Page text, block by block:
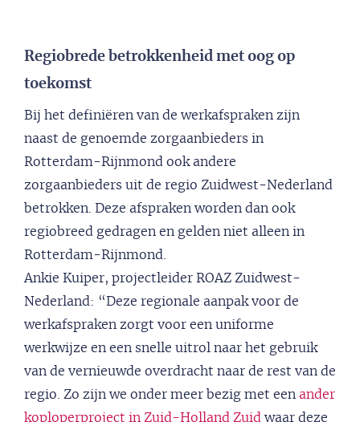
Regiobrede betrokkenheid met oog op
toekomst
Bij het definiëren van de werkafspraken zijn
naast de genoemde zorgaanbieders in
Rotterdam-Rijnmond ook andere
zorgaanbieders uit de regio Zuidwest-Nederland
betrokken. Deze afspraken worden dan ook
regiobreed gedragen en gelden niet alleen in
Rotterdam-Rijnmond.
Ankie Kuiper, projectleider ROAZ Zuidwest-
Nederland: “Deze regionale aanpak voor de
werkafspraken zorgt voor een uniforme
werkwijze en een snelle uitrol naar het gebruik
van de vernieuwde overdracht naar de rest van de
regio. Zo zijn we onder meer bezig met een ander
koploperproject in Zuid-Holland Zuid waar deze